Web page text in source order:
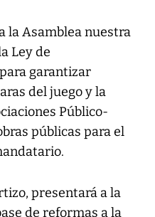
la Asamblea nuestra
Ley de
garantizar
del juego y la
Público-
públicas para el
presentará a la
de reformas a la